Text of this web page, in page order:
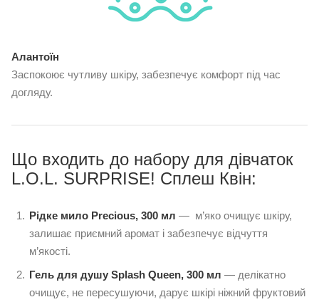
Алантоїн
Заспокоює чутливу шкіру, забезпечує комфорт під час
догляду.
Що входить до набору для дівчаток
L.O.L. SURPRISE! Сплеш Квін:
Рідке мило Precious, 300 мл — м’яко очищує шкіру,
залишає приємний аромат і забезпечує відчуття
м’якості.
Гель для душу Splash Queen, 300 мл — делікатно
очищує, не пересушуючи, дарує шкірі ніжний фруктовий